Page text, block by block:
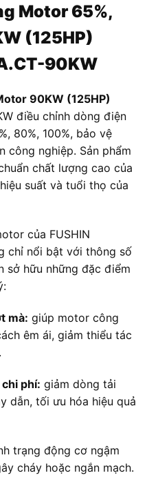
Motor 65%,
(125HP)
90KW
90KW (125HP)
điều chỉnh dòng điện
80%, 100%, bảo vệ
công nghiệp. Sản phẩm
chất lượng cao của
suất và tuổi thọ của
của FUSHIN
chỉ nổi bật với thông số
sở hữu những đặc điểm
mà: giúp motor công
êm ái, giảm thiểu tác
phí: giảm dòng tải
dẫn, tối ưu hóa hiệu quả
trạng động cơ ngậm
cháy hoặc ngắn mạch.